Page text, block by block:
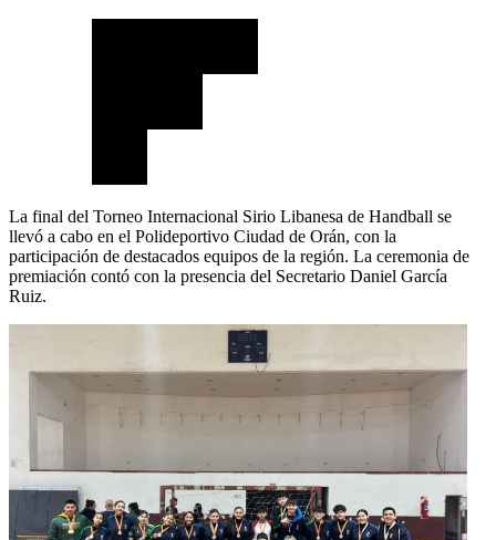
La final del Torneo Internacional Sirio Libanesa de Handball se
llevó a cabo en el Polideportivo Ciudad de Orán, con la
participación de destacados equipos de la región. La ceremonia de
premiación contó con la presencia del Secretario Daniel García
Ruiz.